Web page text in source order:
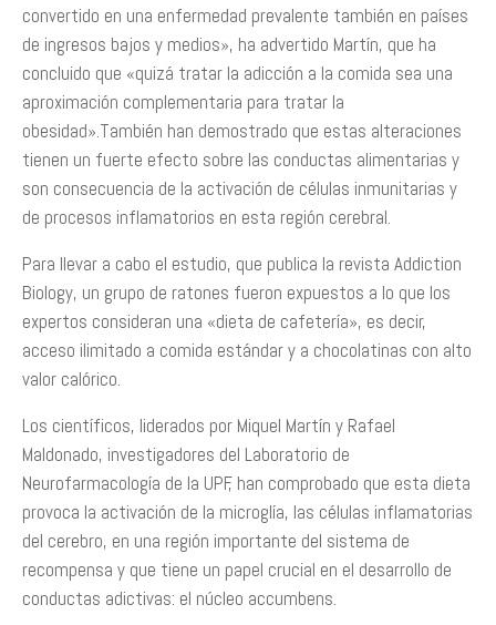
convertido en una enfermedad prevalente también en países
de ingresos bajos y medios», ha advertido Martín, que ha
concluido que «quizá tratar la adicción a la comida sea una
aproximación complementaria para tratar la
obesidad».También han demostrado que estas alteraciones
tienen un fuerte efecto sobre las conductas alimentarias y
son consecuencia de la activación de células inmunitarias y
de procesos inflamatorios en esta región cerebral.
Para llevar a cabo el estudio, que publica la revista Addiction
Biology, un grupo de ratones fueron expuestos a lo que los
expertos consideran una «dieta de cafetería», es decir,
acceso ilimitado a comida estándar y a chocolatinas con alto
valor calórico.
Los científicos, liderados por Miquel Martín y Rafael
Maldonado, investigadores del Laboratorio de
Neurofarmacología de la UPF, han comprobado que esta dieta
provoca la activación de la microglía, las células inflamatorias
del cerebro, en una región importante del sistema de
recompensa y que tiene un papel crucial en el desarrollo de
conductas adictivas: el núcleo accumbens.